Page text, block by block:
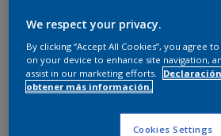
F1.50.55
Tamaño
4 L
We respect your privacy.
By clicking “Accept All Cookies”, you agree
on your device to enhance site navigation,
assist in our marketing efforts.
obtener más información.
Cookies Settings